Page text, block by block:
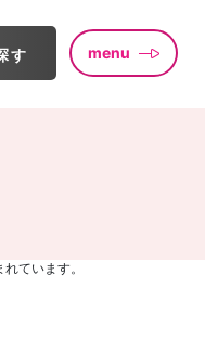
す menu
ています。